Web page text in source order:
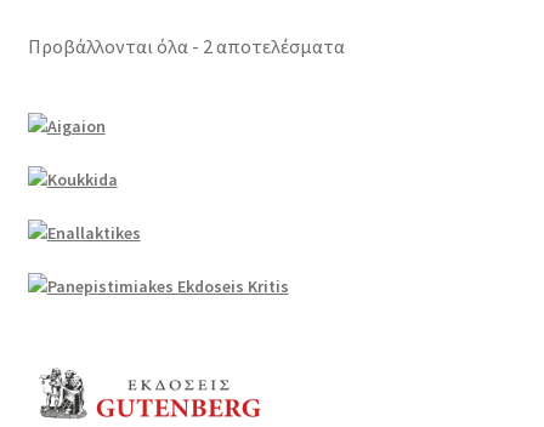
Προβάλλονται όλα - 2 αποτελέσματα